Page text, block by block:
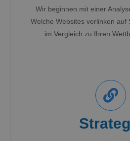
Wir beginnen mit einer
Welche Websites verlinken auf
im Vergleich zu Ihren